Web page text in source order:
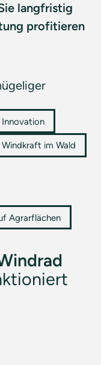
langfristig
profitieren
Innovation
Windkraft im Wald
Agrarflächen
für ein Windrad